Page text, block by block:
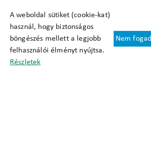
A weboldal sütiket (cookie-kat)
használ, hogy biztonságos
böngészés mellett a legjobb
felhasználói élményt nyújtsa.
Részletek
Nem
Felhasználási